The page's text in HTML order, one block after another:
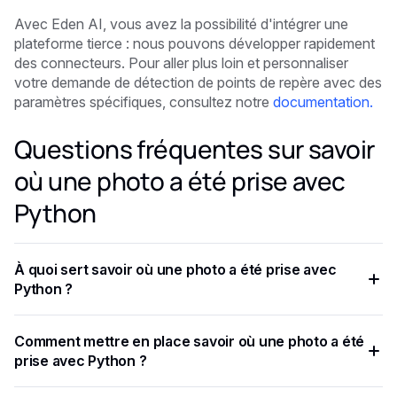
Avec Eden AI, vous avez la possibilité d'intégrer une
plateforme tierce : nous pouvons développer rapidement
des connecteurs. Pour aller plus loin et personnaliser
votre demande de détection de points de repère avec des
paramètres spécifiques, consultez notre documentation.
Questions fréquentes sur savoir
où une photo a été prise avec
Python
À quoi sert savoir où une photo a été prise avec
Python ?
algorithmes de vision par ordinateur et d'apprentissage
automatique pour analyser le contenu visuel d'une image et
détecter des points de repère connus tels que des
Comment mettre en place savoir où une photo a été
prise avec Python ?